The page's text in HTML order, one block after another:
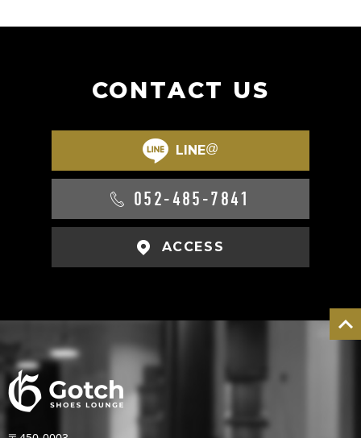
CONTACT US
LINE@
052-485-7841
ACCESS